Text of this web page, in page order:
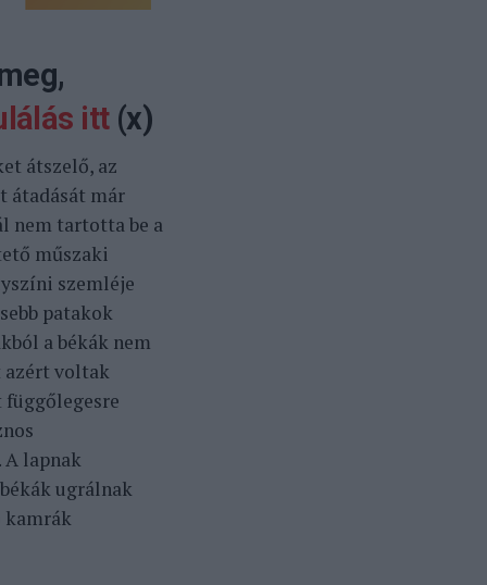
itt (x)
átszelő, az
átadását már
nem tartotta be a
műszaki
szemléje
patakok
a békák nem
azért voltak
lapnak
ugrálnak
kamrák